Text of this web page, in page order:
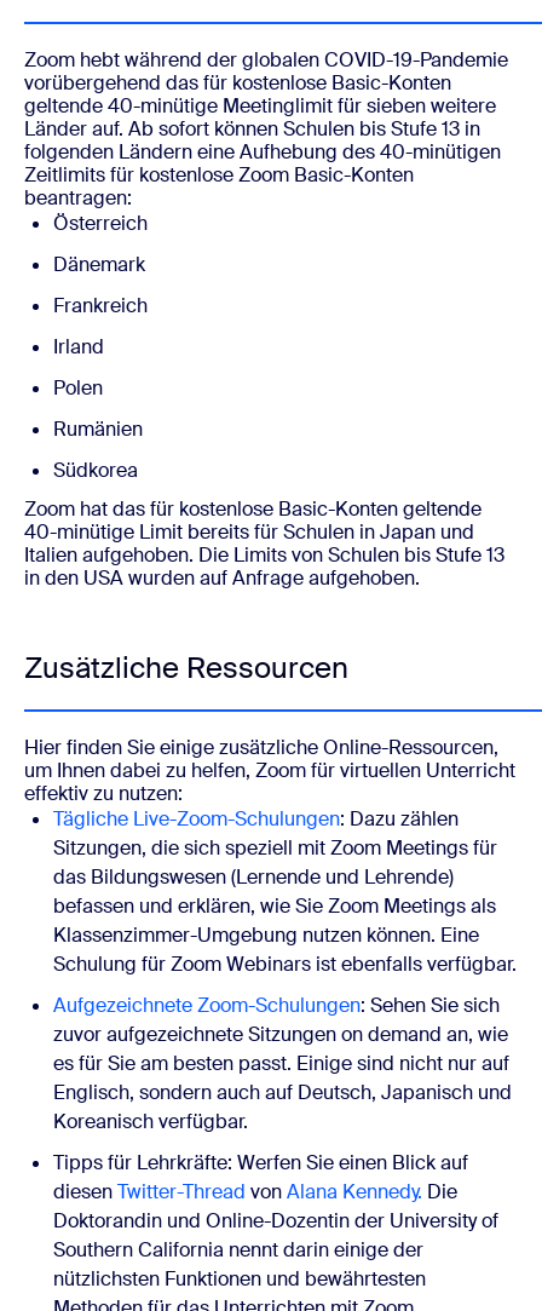
Zoom hebt während der globalen COVID-19-Pandemie
vorübergehend das für kostenlose Basic-Konten
geltende 40-minütige Meetinglimit fürsiebenweitere
Länder auf. Ab sofort können Schulen bis Stufe 13 in
folgenden Ländern eine Aufhebung des 40-minütigen
Zeitlimits für kostenlose Zoom Basic-Konten
beantragen:
Österreich
Dänemark
Frankreich
Irland
Polen
Rumänien
Südkorea
Zoom hat das für kostenlose Basic-Konten geltende
40-minütige Limit bereits fürSchulen in Japan und
Italienaufgehoben. Die Limits von Schulen bis Stufe 13
in den USA wurden auf Anfrage aufgehoben.
Zusätzliche Ressourcen
Hier finden Sie einige zusätzliche Online-Ressourcen,
um Ihnen dabei zu helfen, Zoom für virtuellen Unterricht
effektiv zu nutzen:
Tägliche Live-Zoom-Schulungen: Dazu zählen
Sitzungen, die sich speziell mit Zoom Meetings für
das Bildungswesen (Lernende und Lehrende)
befassen und erklären, wie Sie Zoom Meetings als
Klassenzimmer-Umgebung nutzen können. Eine
Schulung für Zoom Webinars ist ebenfalls verfügbar.
Aufgezeichnete Zoom-Schulungen: Sehen Sie sich
zuvor aufgezeichnete Sitzungen on demand an, wie
es für Sie am besten passt. Einige sind nicht nur auf
Englisch, sondern auch auf Deutsch, Japanisch und
Koreanisch verfügbar.
Tipps für Lehrkräfte: Werfen Sie einen Blick auf
diesenTwitter-Thread vonAlana Kennedy. Die
Doktorandin und Online-Dozentin der University of
Southern California nennt darin einige der
nützlichsten Funktionen und bewährtesten